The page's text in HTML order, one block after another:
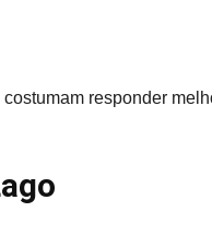
responder